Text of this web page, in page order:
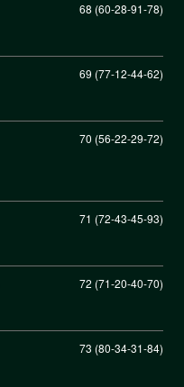
68 (60-28-91-78)
69 (77-12-44-62)
70 (56-22-29-72)
71 (72-43-45-93)
72 (71-20-40-70)
73 (80-34-31-84)